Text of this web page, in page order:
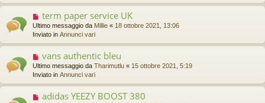
o
s
a
g
g
o
m
e
s
s
a
g
g
o
N
u
o
m
e
s
s
term paper service UK
Ultimo messaggio da Millie « 18 ottobre 2021, 13:06
Inviato in Annunci vari
N
u
o
m
vans authentic bleu
Ultimo messaggio da Tharimutlu « 15 ottobre 2021, 5:19
Inviato in Annunci vari
N
adidas YEEZY BOOST 380